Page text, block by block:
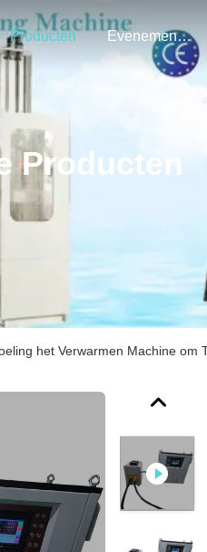
Producten Evenementen
Producten
het Verwarmen Machine om